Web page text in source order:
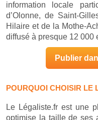
information locale
d’Olonne, de Saint-
Hilaire et de la Mothe-
diffusé à presque 12 000
Publier
POURQUOI CHOISIR LE
Le Légaliste.fr est une
optimise la taille de ses